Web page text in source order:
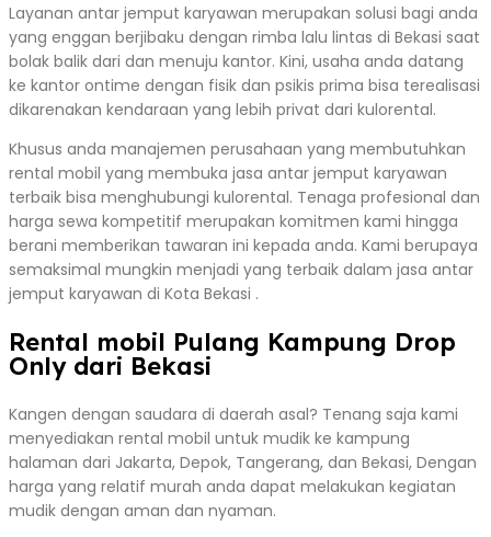
Layanan antar jemput karyawan merupakan solusi bagi anda
yang enggan berjibaku dengan rimba lalu lintas di Bekasi saat
bolak balik dari dan menuju kantor. Kini, usaha anda datang
ke kantor ontime dengan fisik dan psikis prima bisa terealisasi
dikarenakan kendaraan yang lebih privat dari kulorental.
Khusus anda manajemen perusahaan yang membutuhkan
rental mobil yang membuka jasa antar jemput karyawan
terbaik bisa menghubungi kulorental. Tenaga profesional dan
harga sewa kompetitif merupakan komitmen kami hingga
berani memberikan tawaran ini kepada anda. Kami berupaya
semaksimal mungkin menjadi yang terbaik dalam jasa antar
jemput karyawan di Kota Bekasi .
Rental mobil Pulang Kampung Drop
Only dari Bekasi
Kangen dengan saudara di daerah asal? Tenang saja kami
menyediakan rental mobil untuk mudik ke kampung
halaman dari Jakarta, Depok, Tangerang, dan Bekasi, Dengan
harga yang relatif murah anda dapat melakukan kegiatan
mudik dengan aman dan nyaman.